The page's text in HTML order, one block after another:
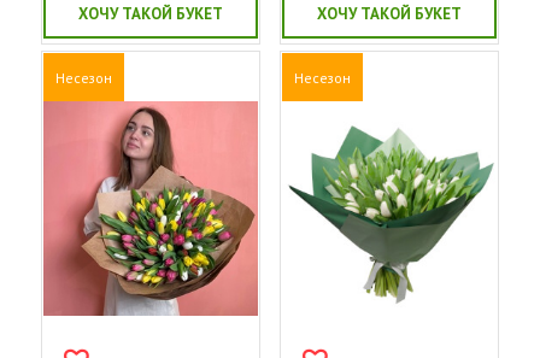
ХОЧУ ТАКОЙ БУКЕТ ХОЧУ ТАКОЙ БУКЕТ
Несезон Несезон